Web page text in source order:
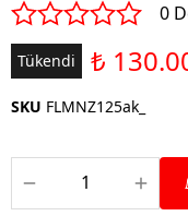
0
Tükendi ₺
SKU FLMNZ125ak_